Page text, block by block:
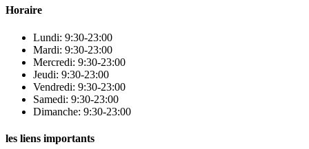
Horaire
Lundi: 9:30-23:00
Mardi: 9:30-23:00
Mercredi: 9:30-23:00
Jeudi: 9:30-23:00
Vendredi: 9:30-23:00
Samedi: 9:30-23:00
Dimanche: 9:30-23:00
les liens importants